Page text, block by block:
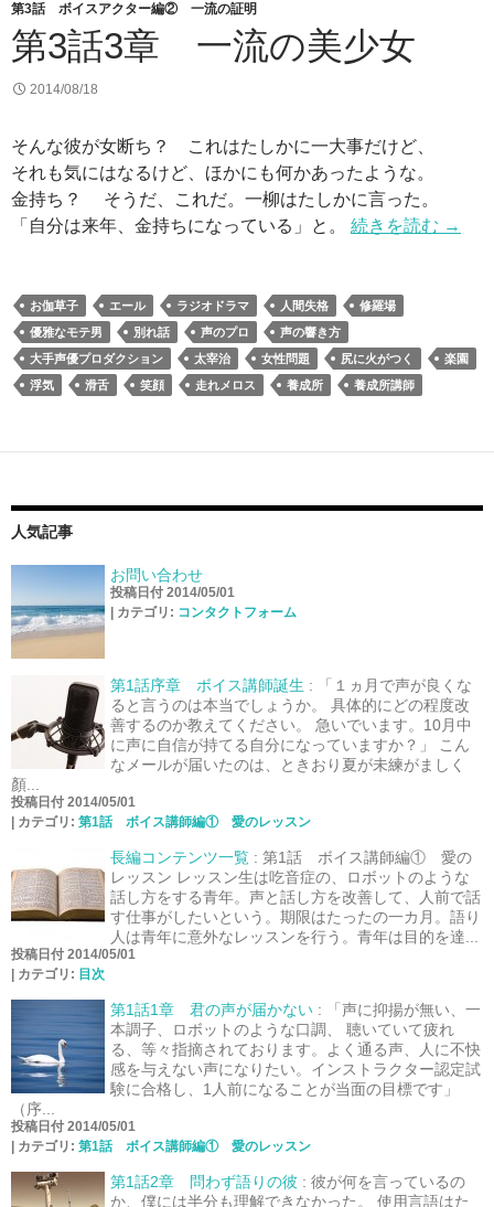
第3話 ボイスアクター編② 一流の証明
第3話3章 一流の美少女
2014/08/18
そんな彼が女断ち？ これはたしかに一大事だけど、
それも気にはなるけど、ほかにも何かあったような。
金持ち？ そうだ、これだ。一柳はたしかに言った。
「自分は来年、金持ちになっている」と。 続きを読む →
お伽草子 エール ラジオドラマ 人間失格
修羅場
優雅なモテ男
別れ話 声のプロ
声の響き方
大手声優プロダクション
太宰治 女性問題 尻に火がつく
楽園
浮気
滑舌 笑顔 走れメロス 養成所 養成所講師
人気記事
お問い合わせ
投稿日付 2014/05/01
カテゴリ: コンタクトフォーム
第1話序章 ボイス講師誕生 :
「１ヵ月で声が良くな
ると言うのは本当でしょうか。 具体的にどの程度改
善するのか教えてください。 急いでいます。10月中
に声に自信が持てる自分になっていますか？」 こん
なメールが届いたのは、ときおり夏が未練がましく
顏...
投稿日付 2014/05/01
カテゴリ: 第1話 ボイス講師編① 愛のレッスン
長編コンテンツ一覧 : 第1話 ボイス講師編① 愛の
レッスン レッスン生は吃音症の、ロボットのような
話し方をする青年。声と話し方を改善して、人前で話
す仕事がしたいという。期限はたったの一カ月。語り
人は青年に意外なレッスンを行う。青年は目的を達...
投稿日付 2014/05/01
カテゴリ: 目次
第1話1章 君の声が届かない :
「声に抑揚が無い、一
本調子、ロボットのような口調、 聴いていて疲れ
る、等々指摘されております。よく通る声、人に不快
感を与えない声になりたい。インストラクター認定試
験に合格し、1人前になることが当面の目標です」
（序...
投稿日付 2014/05/01
カテゴリ: 第1話 ボイス講師編① 愛のレッスン
第1話2章 問わず語りの彼 : 彼が何を言っているの
か、僕には半分も理解できなかった。 使用言語はた